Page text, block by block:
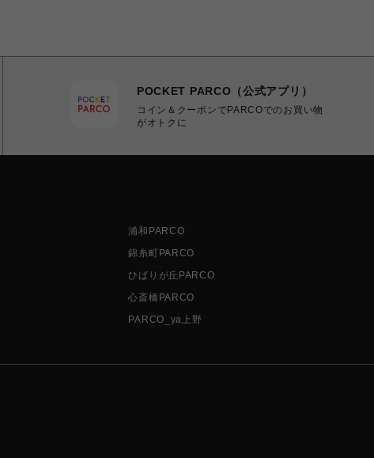
POCKET PARCO（公式アプリ）
コイン＆クーポンでPARCOでのお買い物
がオトクに
浦和PARCO
錦糸町PARCO
ひばりが丘PARCO
心斎橋PARCO
PARCO_ya上野